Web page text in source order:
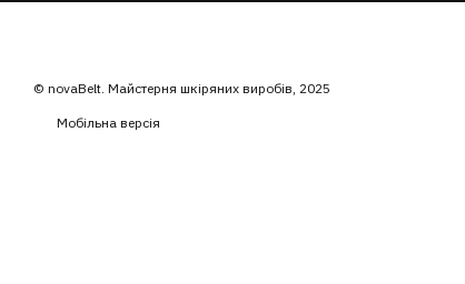
© novaBelt. Майстерня шкіряних виробів, 2025
Мобільна версія